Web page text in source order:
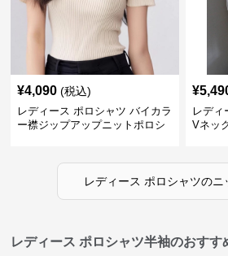
¥4,090 (税込)
レディース ポロシャツ バイカラ
ー襟ジップアップニットポロシ
¥
レディ
Vネッ
レディース ポロシャツのニ
レディース ポロシャツ半袖のおすす